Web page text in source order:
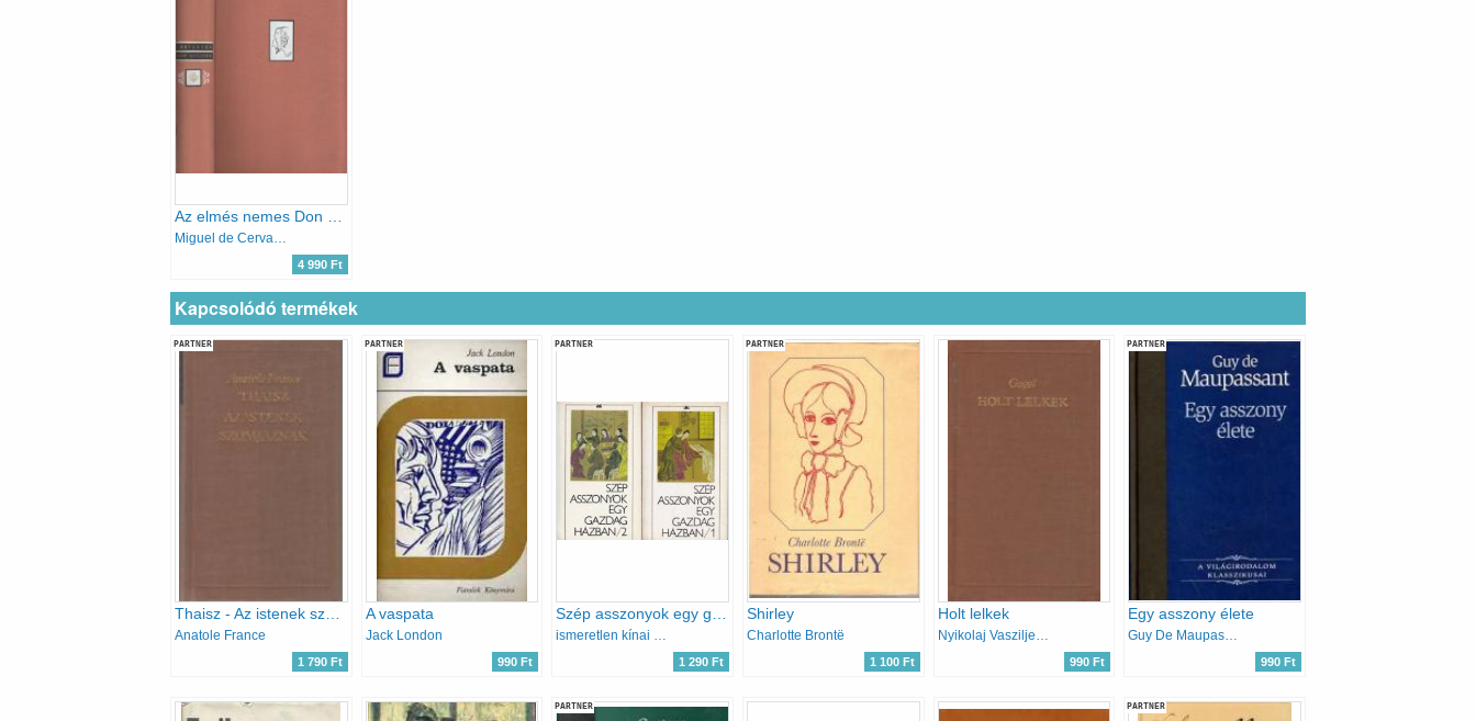
Miguel de Cervantes
4 990 Ft
Kapcsolódó termékek
PARTNER
Anatole France
1 790 Ft
PARTNER
A vaspata
Jack London
990 Ft
PARTNER
ismeretlen kínai szerző
1 290 Ft
PARTNER
Shirley
Charlotte Brontë
1 100 Ft
Holt lelkek
Nyikolaj Vasziljevics Gogol
990 Ft
PARTNER
Egy asszony élete
Guy De Maupassant
990 Ft
PARTNER PARTNER